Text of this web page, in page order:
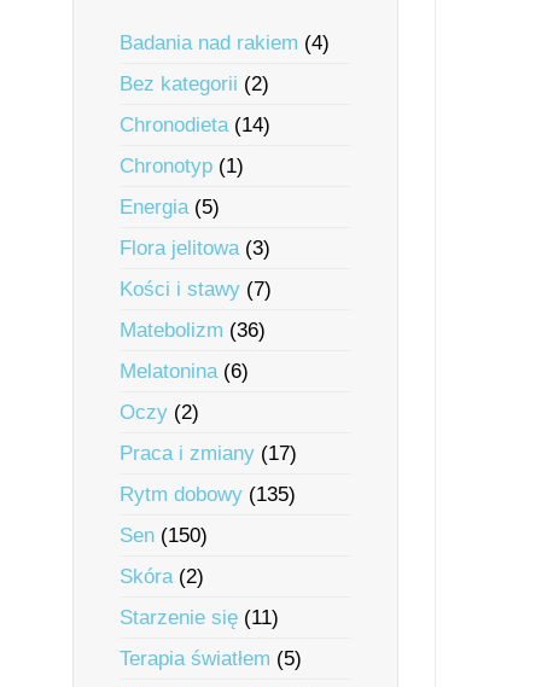
Badania nad rakiem (4)
Bez kategorii (2)
Chronodieta(14)
Chronotyp (1)
Energia(5)
Flora jelitowa(3)
Kości i stawy (7)
Matebolizm (36)
Melatonina(6)
Oczy (2)
Praca i zmiany (17)
Rytm dobowy (135)
Sen (150)
Skóra(2)
Starzenie się (11)
Terapia światłem (5)